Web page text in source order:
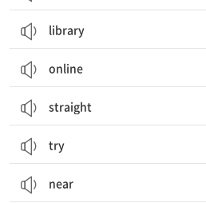
library
online
straight
try
near